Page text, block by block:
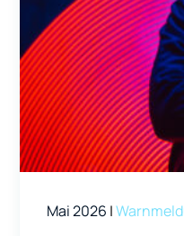
Mai 2026 |